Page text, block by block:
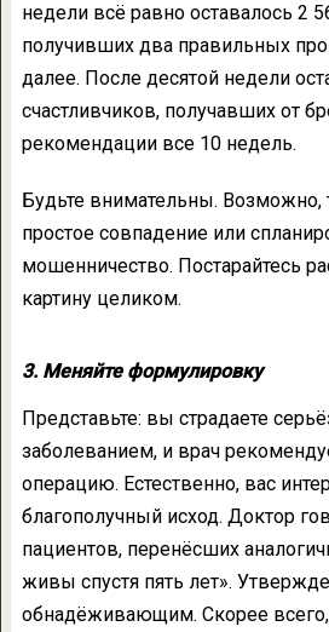
недели всё равно оставалось 2
получивших два правильных
далее. После десятой недели
счастливчиков, получавших от
рекомендации все 10 недель.
Будьте внимательны. Возможно,
простое совпадение или
мошенничество. Постарайтесь
картину целиком.
3. Меняйте формулировку
Представьте: вы страдаете
заболеванием, и врач
операцию. Естественно, вас
благополучный исход. Доктор
пациентов, перенёсших
живы спустя пять лет».
обнадёживающим. Скорее